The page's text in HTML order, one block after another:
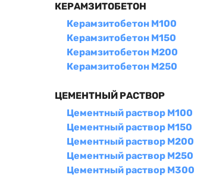
КЕРАМЗИТОБЕТОН
Керамзитобетон М100
Керамзитобетон М150
Керамзитобетон М200
Керамзитобетон М250
ЦЕМЕНТНЫЙ РАСТВОР
Цементный раствор М100
Цементный раствор М150
Цементный раствор М200
Цементный раствор М250
Цементный раствор М300